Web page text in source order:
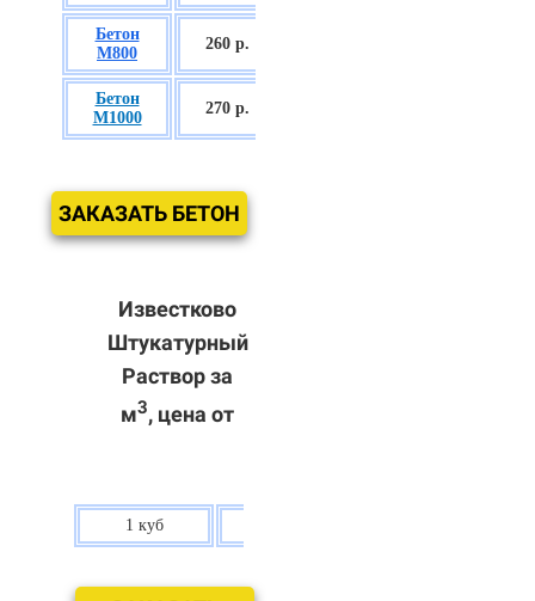
Бетон
М800
260 р.
Бетон
М1000
270 р.
ЗАКАЗАТЬ БЕТОН
Известково
Штукатурный
Раствор за
м3, цена от
1 куб